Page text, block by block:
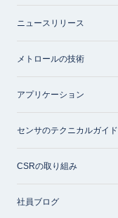
ニュースリリース
メトロールの技術
アプリケーション
センサのテクニカルガイド
CSRの取り組み
社員ブログ